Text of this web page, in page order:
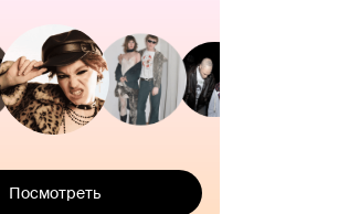
Посмотреть